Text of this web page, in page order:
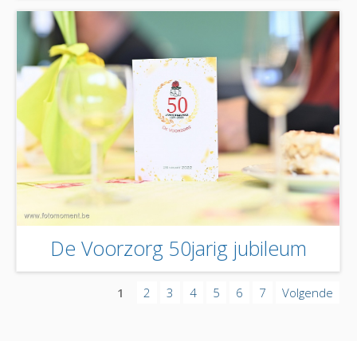
De Voorzorg 50jarig jubileum
1 2 3 4 5 6 7 Volgende